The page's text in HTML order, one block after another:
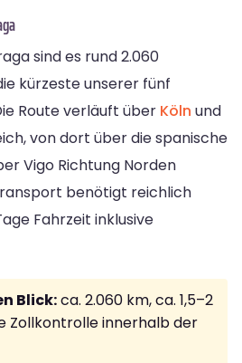
sind es rund 2.060
kürzeste unserer fünf
Route verläuft über Köln und
von dort über die spanische
Vigo Richtung Norden
benötigt reichlich
Fahrzeit inklusive
Blick:ca. 2.060 km, ca. 1,5–2
Zollkontrolle innerhalb der